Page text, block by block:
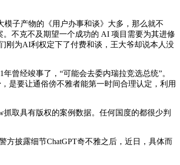
子产物的《用户办事和谈》大多，那么就不
不克不及期望一个成功的 AI 项目需要为其进修
刚为AI利权定下了付费和谈，王大爷却说本人没
曾经竣事了，“可能会去委内瑞拉竞选总统”。
是要让通俗傍不雅者能第一时间合理认定，利用
取具有版权的案例数据。任何国度的都很少判
披露细节ChatGPT奇不雅之后，近日，具体而